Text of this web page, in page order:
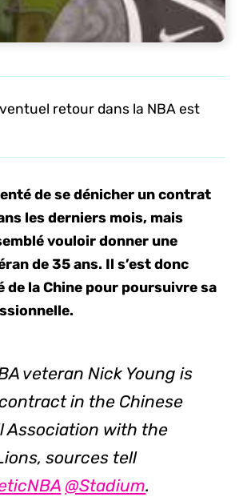
retour dans la NBA est
de se dénicher un contrat
les derniers mois, mais
vouloir donner une
de 35 ans. Il s’est donc
de la Chine pour poursuivre sa
veteran Nick Young is
in the Chinese
Association with the
sources tell
@Stadium.